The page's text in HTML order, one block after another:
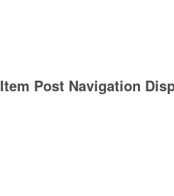
Item Post Navigation